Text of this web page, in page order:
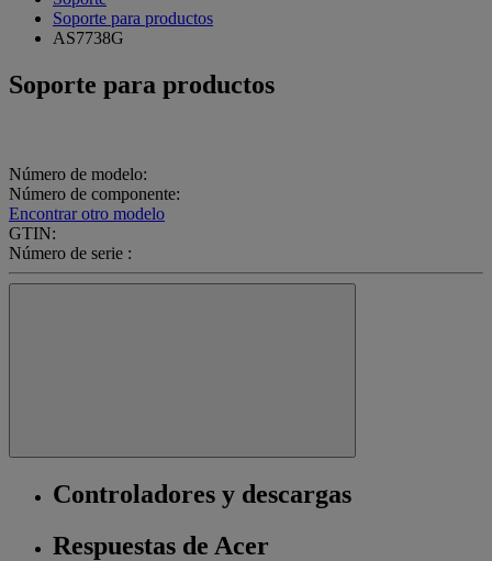
Soporte para productos
AS7738G
Soporte para productos
Número de modelo:
Número de componente:
Encontrar otro modelo
GTIN:
Número de serie :
Controladores y descargas
Respuestas de Acer